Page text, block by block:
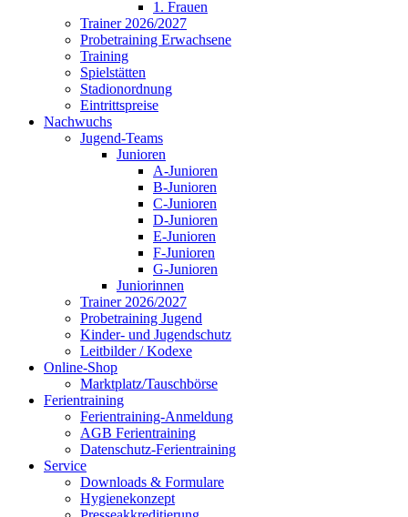
1. Frauen
Trainer 2026/2027
Probetraining Erwachsene
Training
Spielstätten
Stadionordnung
Eintrittspreise
Nachwuchs
Jugend-Teams
Junioren
A-Junioren
B-Junioren
C-Junioren
D-Junioren
E-Junioren
F-Junioren
G-Junioren
Juniorinnen
Trainer 2026/2027
Probetraining Jugend
Kinder- und Jugendschutz
Leitbilder / Kodexe
Online-Shop
Marktplatz/Tauschbörse
Ferientraining
Ferientraining-Anmeldung
AGB Ferientraining
Datenschutz-Ferientraining
Service
Downloads & Formulare
Hygienekonzept